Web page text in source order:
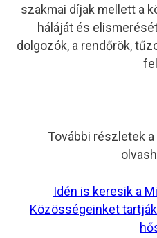
szakmai díjak mellett a
háláját és
dolgozók, a rendőrök,
További részletek
Idén is keresik a
Közösségeinket